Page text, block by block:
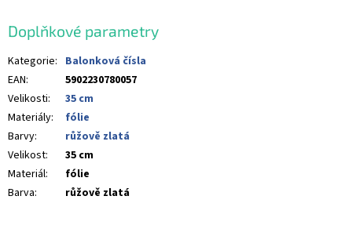
Doplňkové parametry
Kategorie: Balonková čísla
EAN:
5902230780057
Velikosti:
35 cm
Materiály:
fólie
Barvy:
růžově zlatá
Velikost:
35 cm
Materiál:
fólie
Barva: růžově zlatá